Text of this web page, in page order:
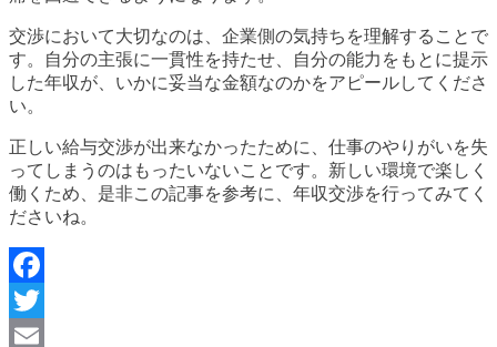
交渉において大切なのは、企業側の気持ちを理解することで
す。自分の主張に一貫性を持たせ、自分の能力をもとに提示
した年収が、いかに妥当な金額なのかをアピールしてくださ
い。
正しい給与交渉が出来なかったために、仕事のやりがいを失
ってしまうのはもったいないことです。新しい環境で楽しく
働くため、是非この記事を参考に、年収交渉を行ってみてく
ださいね。
Facebook
Twitter